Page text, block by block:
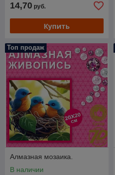
14,70 руб.
Купить
Топ продаж
Алмазная мозаика.
В наличии